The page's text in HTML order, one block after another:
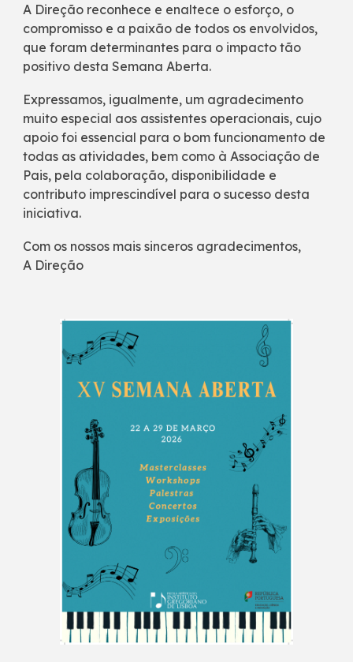
A Direção reconhece e enaltece o esforço, o
compromisso e a paixão de todos os envolvidos,
que foram determinantes para o impacto tão
positivo desta Semana Aberta.
Expressamos, igualmente, um agradecimento
muito especial aos assistentes operacionais, cujo
apoio foi essencial para o bom funcionamento de
todas as atividades, bem como à Associação de
Pais, pela colaboração, disponibilidade e
contributo imprescindível para o sucesso desta
iniciativa.
Com os nossos mais sinceros agradecimentos,
A Direção